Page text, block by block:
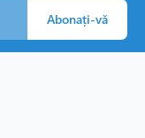
Abonați-vă